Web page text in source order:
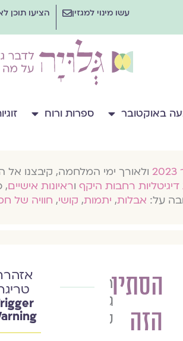
עשו מינוי למגזין הציעו תוכן
באוקטובר ספרות ורוח
ולאורך ימי המלחמה, קיבצנו אל
רחבות היקף וראיונות אישיים,
על: אבלות, יתמות, קושי, חוויה של
הסתיו
הזה
רונית
גליק
קורצ'ק